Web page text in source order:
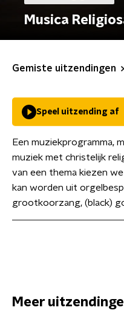
Musica
Gemiste uitzendingen
Speel uitzending af
Een muziekprogramma,
muziek met christelijk
van een thema kiezen
kan worden uit
grootkoorzang, (black)
Meer